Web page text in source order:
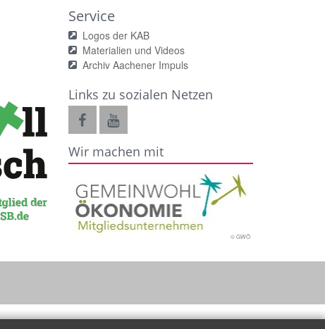
Service
Logos der KAB
Materialien und Videos
Archiv Aachener Impuls
Links zu sozialen Netzen
Wir machen mit
© GWÖ